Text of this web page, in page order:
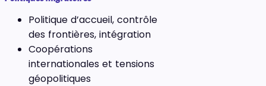
Politique d’accueil, contrôle
des frontières, intégration
Coopérations
internationales et tensions
géopolitiques